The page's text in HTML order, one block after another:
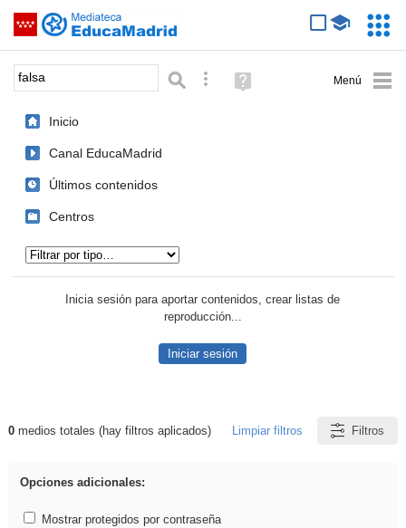
Saltar navegación
Palabra o frase: Búsqueda avanzada
Ayuda
(en
Inicio
Canal EducaMadrid
Últimos contenidos
Centros
Inicia sesión para aportar contenidos, crear listas de
reproducción...
Iniciar sesión
Resultados de: falsa
0medios totales (hay filtros aplicados) Limpiar filtros Filtros
Opciones adicionales:
Mostrar protegidos por contraseña